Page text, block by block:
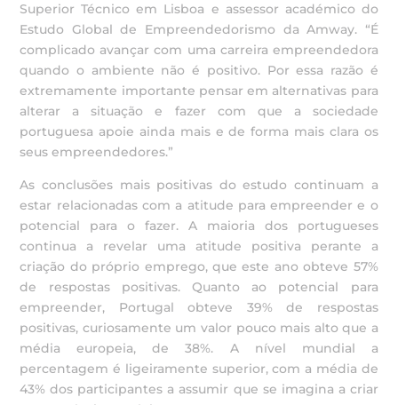
Superior Técnico em Lisboa e assessor académico do
Estudo Global de Empreendedorismo da Amway. “É
complicado avançar com uma carreira empreendedora
quando o ambiente não é positivo. Por essa razão é
extremamente importante pensar em alternativas para
alterar a situação e fazer com que a sociedade
portuguesa apoie ainda mais e de forma mais clara os
seus empreendedores.”
As conclusões mais positivas do estudo continuam a
estar relacionadas com a atitude para empreender e o
potencial para o fazer. A maioria dos portugueses
continua a revelar uma atitude positiva perante a
criação do próprio emprego, que este ano obteve 57%
de respostas positivas. Quanto ao potencial para
empreender, Portugal obteve 39% de respostas
positivas, curiosamente um valor pouco mais alto que a
média europeia, de 38%. A nível mundial a
percentagem é ligeiramente superior, com a média de
43% dos participantes a assumir que se imagina a criar